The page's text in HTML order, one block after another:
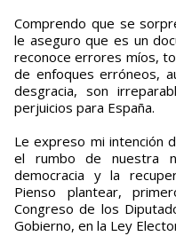
Comprendo que se
le aseguro que es un
reconoce errores míos,
de enfoques erróneos,
desgracia, son
perjuicios para España.
Le expreso mi intención
el rumbo de nuestra
democracia y la
Pienso plantear,
Congreso de los
Gobierno, en la Ley